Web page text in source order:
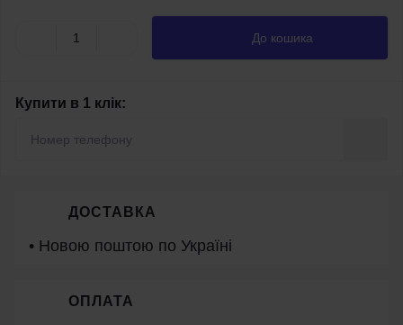
До кошика
Купити в 1 клік:
ДОСТАВКА
• Новою поштою по Україні
ОПЛАТА